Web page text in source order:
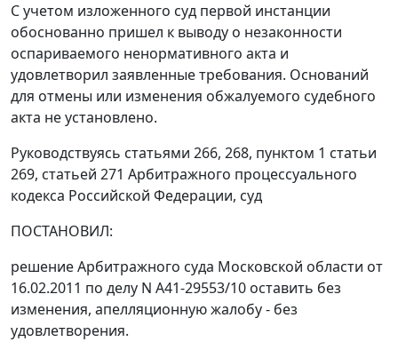
С учетом изложенного суд первой инстанции
обоснованно пришел к выводу о незаконности
оспариваемого ненормативного акта и
удовлетворил заявленные требования. Оснований
для отмены или изменения обжалуемого судебного
акта не установлено.
Руководствуясь статьями 266, 268, пунктом 1 статьи
269, статьей 271 Арбитражного процессуального
кодекса Российской Федерации, суд
ПОСТАНОВИЛ:
решение Арбитражного суда Московской области от
16.02.2011 по делу N А41-29553/10 оставить без
изменения, апелляционную жалобу - без
удовлетворения.